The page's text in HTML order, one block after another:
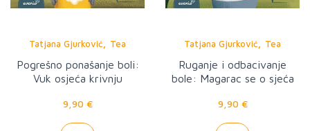
Tatjana Gjurković, Tea
Knežević
Pogrešno ponašanje boli:
Vuk osjeća krivnju
9,90 €
Tatjana Gjurković, Tea
Knežević
Ruganje i odbacivanje
bole: Magarac se o sjeća
9,90 €